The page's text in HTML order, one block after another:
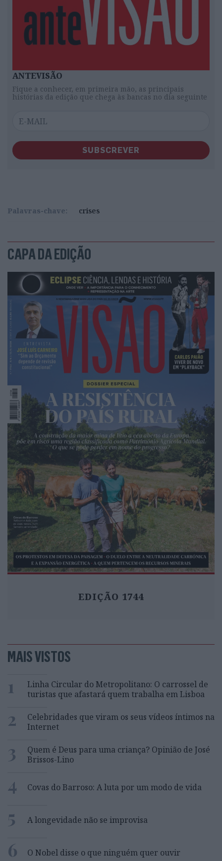
ANTEVISÃO
Fique a conhecer, em primeira mão, as principais
histórias da edição que chega às bancas no dia seguinte
SUBSCREVER
Palavras-chave: crises
CAPA DA EDIÇÃO
EDIÇÃO 1744
MAIS VISTOS
1
Linha Circular do Metropolitano: O carrossel de
turistas que afastará quem trabalha em Lisboa
2
Celebridades que viram os seus vídeos íntimos na
Internet
3
Quem é Deus para uma criança? Opinião de José
Brissos-Lino
4 Covas do Barroso: A luta por um modo de vida
5 A longevidade não se improvisa
6 O Nobel disse o que ninguém quer ouvir